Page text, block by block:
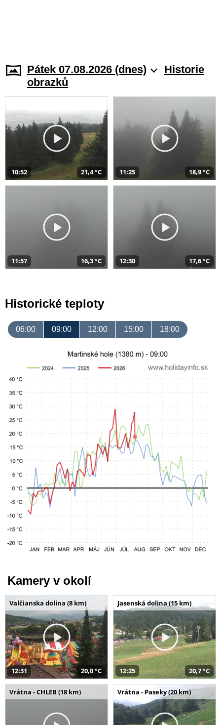
Pátek 07.08.2026 (dnes)
Historie
obrazků
10:52 21,4 °C 11:25 18,9 °C
11:57 16,3 °C 12:30 17,6 °C
Historické teploty
06:00 09:00 12:00 15:00 18:00
Kamery v okolí
Valčianska dolina (8 km)
12:31 20,0 °C
Jasenská dolina (15 km)
12:25 20,7 °C
Vrátna - CHLEB (18 km) Vrátna - Paseky (20 km)